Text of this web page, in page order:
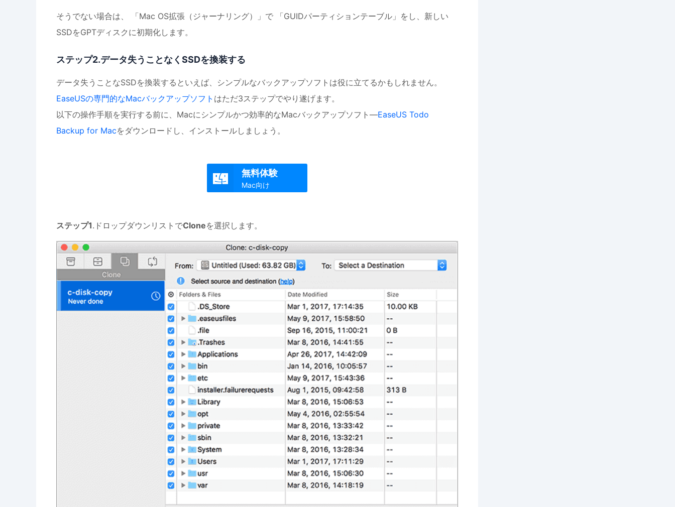
そうでない場合は、 「Mac OS拡張（ジャーナリング）」で 「GUIDパーティションテーブル」をし、新しい
SSDをGPTディスクに初期化します。
ステップ2.データ失うことなくSSDを換装する
データ失うことなSSDを換装するといえば、シンプルなバックアップソフトは役に立てるかもしれません。
EaseUSの専門的なMacバックアップソフト はただ3ステップでやり遂げます。
以下の操作手順を実行する前に、Macにシンプルかつ効率的なMacバックアップソフト―EaseUS Todo
Backup for Macをダウンロードし、インストールしましょう。

無料体験
Mac向け
ステップ1.ドロップダウンリストでCloneを選択します。